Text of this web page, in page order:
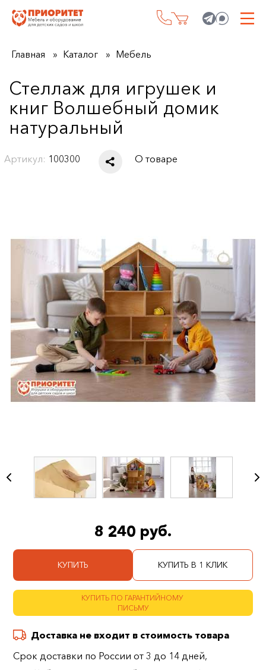
Главная Каталог Мебель
Стеллаж для игрушек и
книг Волшебный домик
натуральный
Артикул: 100300 О товаре
8 240 руб.
КУПИТЬ КУПИТЬ В 1 КЛИК
КУПИТЬ ПО ГАРАНТИЙНОМУ
ПИСЬМУ
Доставка не входит в стоимость товара
Срок доставки по России от 3 до 14 дней,